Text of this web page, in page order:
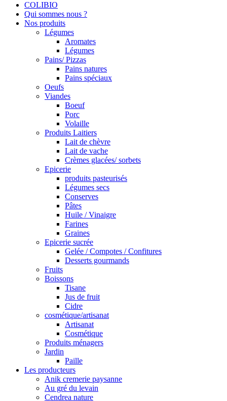
COLIBIO
Qui sommes nous ?
Nos produits
Légumes
Aromates
Légumes
Pains/ Pizzas
Pains natures
Pains spéciaux
Oeufs
Viandes
Boeuf
Porc
Volaille
Produits Laitiers
Lait de chèvre
Lait de vache
Crèmes glacées/ sorbets
Epicerie
produits pasteurisés
Légumes secs
Conserves
Pâtes
Huile / Vinaigre
Farines
Graines
Epicerie sucrée
Gelée / Compotes / Confitures
Desserts gourmands
Fruits
Boissons
Tisane
Jus de fruit
Cidre
cosmétique/artisanat
Artisanat
Cosmétique
Produits ménagers
Jardin
Paille
Les producteurs
Anik cremerie paysanne
Au gré du levain
Cendrea nature